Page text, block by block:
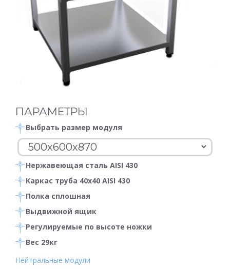
ПАРАМЕТРЫ
Выбрать размер модуля
Нержавеющая сталь AISI 430
Каркас труба 40х40 AISI 430
Полка сплошная
Выдвижной ящик
Регулируемые по высоте ножки
Вес 29кг
Нейтральные модули